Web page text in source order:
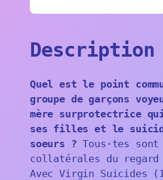
Description
Quel est le point
groupe de garçons
mère surprotectrice
ses filles et le
soeurs ? Tous·tes
collatérales du regard
Avec Virgin Suicides